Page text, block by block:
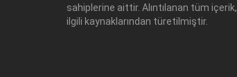
sahiplerine aittir. Alıntılanan tüm içerik,
ilgili kaynaklarından türetilmiştir.